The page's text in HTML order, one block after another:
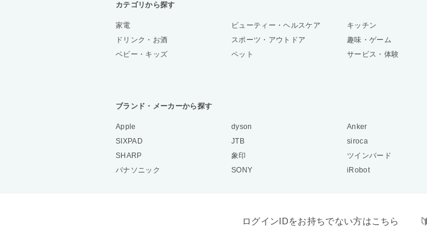
カテゴリから探す
家電 ビューティー・ヘルスケア キッチン
ドリンク・お酒
スポーツ・アウトドア 趣味・ゲーム
ベビー・キッズ
ペット サービス・体験
ブランド・メーカーから探す
Apple dyson Anker
SIXPAD
JTB siroca
SHARP
象印 ツインバード
パナソニック
SONY iRobot
ログインIDをお持ちでない方はこちら